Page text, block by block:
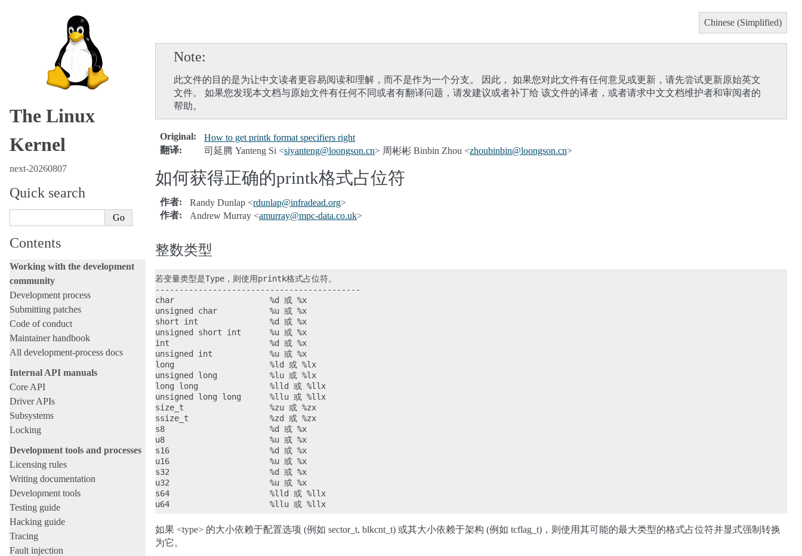
The Linux
Kernel
next-20260807
Quick search
Contents
Working with the development
community
Development process
Submitting patches
Code of conduct
Maintainer handbook
All development-process docs
Internal API manuals
Core API
Driver APIs
Subsystems
Locking
Development tools and processes
Licensing rules
Writing documentation
Development tools
Testing guide
Hacking guide
Tracing
Fault injection
Chinese (Simplified)
Note
此文件的目的是为让中文读者更容易阅读和理解，而不是作为一个分支。 因此， 如果您对此文件有任何意见或更新，请先尝试更新原始英文
文件。 如果您发现本文档与原始文件有任何不同或者有翻译问题，请发建议或者补丁给 该文件的译者，或者请求中文文档维护者和审阅者的
帮助。
Original:
How to get printk format specifiers right
翻译: 司延腾 Yanteng Si <siyanteng@loongson.cn> 周彬彬 Binbin Zhou <zhoubinbin@loongson.cn>
如何获得正确的printk格式占位符
作者: Randy Dunlap <rdunlap@infradead.org>
作者: Andrew Murray <amurray@mpc-data.co.uk>
整数类型
若变量类型是Type，则使用printk格式占位符。
-------------------------------------------
char                    %d 或 %x
unsigned char           %u 或 %x
short int               %d 或 %x
unsigned short int      %u 或 %x
int                     %d 或 %x
unsigned int            %u 或 %x
long                    %ld 或 %lx
unsigned long           %lu 或 %lx
long long               %lld 或 %llx
unsigned long long      %llu 或 %llx
size_t                  %zu 或 %zx
ssize_t                 %zd 或 %zx
s8                      %d 或 %x
u8                      %u 或 %x
s16                     %d 或 %x
u16                     %u 或 %x
s32                     %d 或 %x
u32                     %u 或 %x
s64                     %lld 或 %llx
如果 <type> 的大小依赖于配置选项 (例如 sector_t, blkcnt_t) 或其大小依赖于架构 (例如 tcflag_t)，则使用其可能的最大类型的格式占位符并显式强制转换
为它。